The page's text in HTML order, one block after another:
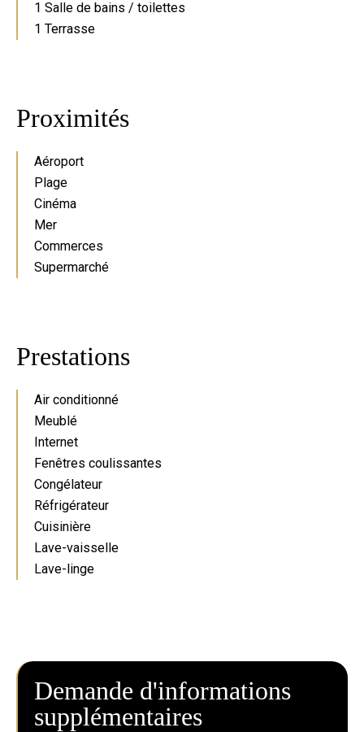
1 Salle de bains / toilettes
1 Terrasse
Proximités
Aéroport
Plage
Cinéma
Mer
Commerces
Supermarché
Prestations
Air conditionné
Meublé
Internet
Fenêtres coulissantes
Congélateur
Réfrigérateur
Cuisinière
Lave-vaisselle
Lave-linge
Demande d'informations
supplémentaires